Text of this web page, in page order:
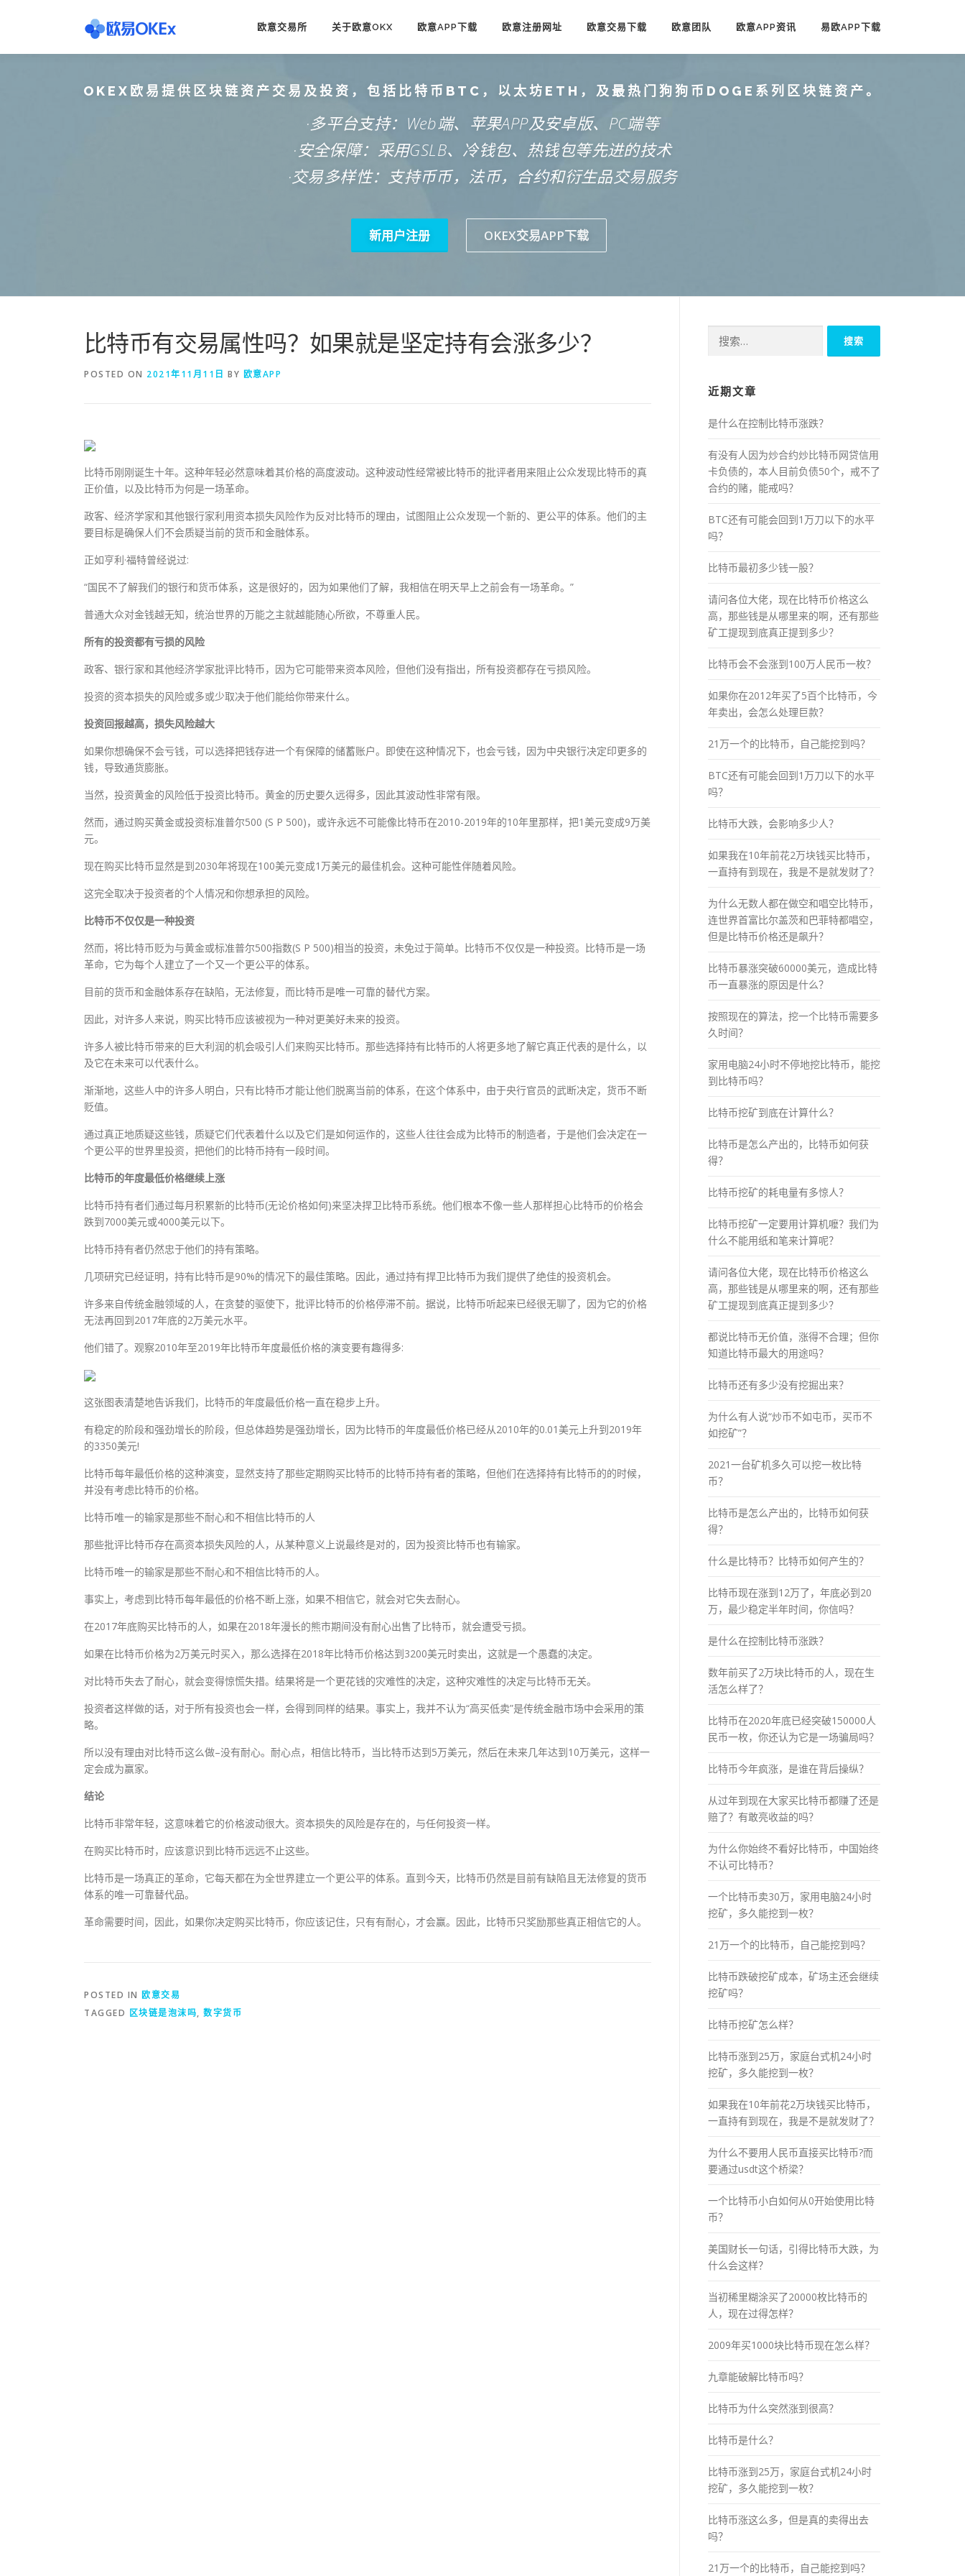
欧意交易所 关于欧意OKX 欧意APP下载 欧意注册网址 欧意交易下载 欧意团队 欧意APP资讯 易欧APP下载
OKEX欧易提供区块链资产交易及投资，包括比特币BTC，以太坊ETH，及最热门狗狗币DOGE系列区块链资产。
·多平台支持：Web端、苹果APP及安卓版、PC端等
·安全保障：采用GSLB、冷钱包、热钱包等先进的技术
·交易多样性：支持币币，法币，合约和衍生品交易服务
新用户注册 OKEX交易APP下载
比特币有交易属性吗？如果就是坚定持有会涨多少？
POSTED ON 2021年11月11日 BY 欧意APP
比特币刚刚诞生十年。这种年轻必然意味着其价格的高度波动。这种波动性经常被比特币的批评者用来阻止公众发现比特币的真
正价值，以及比特币为何是一场革命。
政客、经济学家和其他银行家利用资本损失风险作为反对比特币的理由，试图阻止公众发现一个新的、更公平的体系。他们的主
要目标是确保人们不会质疑当前的货币和金融体系。
正如亨利·福特曾经说过:
“国民不了解我们的银行和货币体系，这是很好的，因为如果他们了解，我相信在明天早上之前会有一场革命。”
普通大众对金钱越无知，统治世界的万能之主就越能随心所欲，不尊重人民。
所有的投资都有亏损的风险
政客、银行家和其他经济学家批评比特币，因为它可能带来资本风险，但他们没有指出，所有投资都存在亏损风险。
投资的资本损失的风险或多或少取决于他们能给你带来什么。
投资回报越高，损失风险越大
如果你想确保不会亏钱，可以选择把钱存进一个有保障的储蓄账户。即使在这种情况下，也会亏钱，因为中央银行决定印更多的
钱，导致通货膨胀。
当然，投资黄金的风险低于投资比特币。黄金的历史要久远得多，因此其波动性非常有限。
然而，通过购买黄金或投资标准普尔500 (S P 500)，或许永远不可能像比特币在2010-2019年的10年里那样，把1美元变成9万美
元。
现在购买比特币显然是到2030年将现在100美元变成1万美元的最佳机会。这种可能性伴随着风险。
这完全取决于投资者的个人情况和你想承担的风险。
比特币不仅仅是一种投资
然而，将比特币贬为与黄金或标准普尔500指数(S P 500)相当的投资，未免过于简单。比特币不仅仅是一种投资。比特币是一场
革命，它为每个人建立了一个又一个更公平的体系。
目前的货币和金融体系存在缺陷，无法修复，而比特币是唯一可靠的替代方案。
因此，对许多人来说，购买比特币应该被视为一种对更美好未来的投资。
许多人被比特币带来的巨大利润的机会吸引人们来购买比特币。那些选择持有比特币的人将更多地了解它真正代表的是什么，以
及它在未来可以代表什么。
渐渐地，这些人中的许多人明白，只有比特币才能让他们脱离当前的体系，在这个体系中，由于央行官员的武断决定，货币不断
贬值。
通过真正地质疑这些钱，质疑它们代表着什么以及它们是如何运作的，这些人往往会成为比特币的制造者，于是他们会决定在一
个更公平的世界里投资，把他们的比特币持有一段时间。
比特币的年度最低价格继续上涨
比特币持有者们通过每月积累新的比特币(无论价格如何)来坚决捍卫比特币系统。他们根本不像一些人那样担心比特币的价格会
跌到7000美元或4000美元以下。
比特币持有者仍然忠于他们的持有策略。
几项研究已经证明，持有比特币是90%的情况下的最佳策略。因此，通过持有捍卫比特币为我们提供了绝佳的投资机会。
许多来自传统金融领域的人，在贪婪的驱使下，批评比特币的价格停滞不前。据说，比特币听起来已经很无聊了，因为它的价格
无法再回到2017年底的2万美元水平。
他们错了。观察2010年至2019年比特币年度最低价格的演变要有趣得多:
这张图表清楚地告诉我们，比特币的年度最低价格一直在稳步上升。
有稳定的阶段和强劲增长的阶段，但总体趋势是强劲增长，因为比特币的年度最低价格已经从2010年的0.01美元上升到2019年
的3350美元!
比特币每年最低价格的这种演变，显然支持了那些定期购买比特币的比特币持有者的策略，但他们在选择持有比特币的的时候，
并没有考虑比特币的价格。
比特币唯一的输家是那些不耐心和不相信比特币的人
那些批评比特币存在高资本损失风险的人，从某种意义上说最终是对的，因为投资比特币也有输家。
比特币唯一的输家是那些不耐心和不相信比特币的人。
事实上，考虑到比特币每年最低的价格不断上涨，如果不相信它，就会对它失去耐心。
在2017年底购买比特币的人，如果在2018年漫长的熊市期间没有耐心出售了比特币，就会遭受亏损。
如果在比特币价格为2万美元时买入，那么选择在2018年比特币价格达到3200美元时卖出，这就是一个愚蠢的决定。
对比特币失去了耐心，就会变得惊慌失措。结果将是一个更花钱的灾难性的决定，这种灾难性的决定与比特币无关。
投资者这样做的话，对于所有投资也会一样，会得到同样的结果。事实上，我并不认为“高买低卖”是传统金融市场中会采用的策
略。
所以没有理由对比特币这么做–没有耐心。耐心点，相信比特币，当比特币达到5万美元，然后在未来几年达到10万美元，这样一
定会成为赢家。
结论
比特币非常年轻，这意味着它的价格波动很大。资本损失的风险是存在的，与任何投资一样。
在购买比特币时，应该意识到比特币远远不止这些。
比特币是一场真正的革命，它每天都在为全世界建立一个更公平的体系。直到今天，比特币仍然是目前有缺陷且无法修复的货币
体系的唯一可靠替代品。
革命需要时间，因此，如果你决定购买比特币，你应该记住，只有有耐心，才会赢。因此，比特币只奖励那些真正相信它的人。
POSTED IN 欧意交易
TAGGED 区块链是泡沫吗, 数字货币
索：
近期文章
是什么在控制比特币涨跌？
有没有人因为炒合约炒比特币网贷信用
卡负债的，本人目前负债50个，戒不了
合约的赌，能戒吗？
BTC还有可能会回到1万刀以下的水平
吗？
比特币最初多少钱一股？
请问各位大佬，现在比特币价格这么
高，那些钱是从哪里来的啊，还有那些
矿工提现到底真正提到多少？
比特币会不会涨到100万人民币一枚？
如果你在2012年买了5百个比特币，今
年卖出，会怎么处理巨款？
21万一个的比特币，自己能挖到吗？
BTC还有可能会回到1万刀以下的水平
吗？
比特币大跌，会影响多少人？
如果我在10年前花2万块钱买比特币，
一直持有到现在，我是不是就发财了？
为什么无数人都在做空和唱空比特币，
连世界首富比尔盖茨和巴菲特都唱空，
但是比特币价格还是飙升？
比特币暴涨突破60000美元，造成比特
币一直暴涨的原因是什么？
按照现在的算法，挖一个比特币需要多
久时间？
家用电脑24小时不停地挖比特币，能挖
到比特币吗？
比特币挖矿到底在计算什么？
比特币是怎么产出的，比特币如何获
得？
比特币挖矿的耗电量有多惊人？
比特币挖矿一定要用计算机嚒？我们为
什么不能用纸和笔来计算呢？
请问各位大佬，现在比特币价格这么
高，那些钱是从哪里来的啊，还有那些
矿工提现到底真正提到多少？
都说比特币无价值，涨得不合理；但你
知道比特币最大的用途吗？
比特币还有多少没有挖掘出来？
为什么有人说“炒币不如屯币，买币不
如挖矿”？
2021一台矿机多久可以挖一枚比特
币？
比特币是怎么产出的，比特币如何获
得？
什么是比特币？比特币如何产生的？
比特币现在涨到12万了，年底必到20
万，最少稳定半年时间，你信吗？
是什么在控制比特币涨跌？
数年前买了2万块比特币的人，现在生
活怎么样了？
比特币在2020年底已经突破150000人
民币一枚，你还认为它是一场骗局吗？
比特币今年疯涨，是谁在背后操纵？
从过年到现在大家买比特币都赚了还是
赔了？有敢亮收益的吗？
为什么你始终不看好比特币，中国始终
不认可比特币？
一个比特币卖30万，家用电脑24小时
挖矿，多久能挖到一枚？
21万一个的比特币，自己能挖到吗？
比特币跌破挖矿成本，矿场主还会继续
挖矿吗？
比特币挖矿怎么样？
比特币涨到25万，家庭台式机24小时
挖矿，多久能挖到一枚？
如果我在10年前花2万块钱买比特币，
一直持有到现在，我是不是就发财了？
为什么不要用人民币直接买比特币?而
要通过usdt这个桥梁？
一个比特币小白如何从0开始使用比特
币？
美国财长一句话，引得比特币大跌，为
什么会这样？
当初稀里糊涂买了20000枚比特币的
人，现在过得怎样？
2009年买1000块比特币现在怎么样？
九章能破解比特币吗？
比特币为什么突然涨到很高？
比特币是什么？
比特币涨到25万，家庭台式机24小时
挖矿，多久能挖到一枚？
比特币涨这么多，但是真的卖得出去
吗？
21万一个的比特币，自己能挖到吗？